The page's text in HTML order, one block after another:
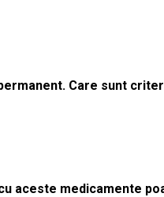
Care sunt
aceste medicamente